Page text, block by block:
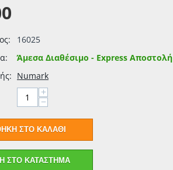
16025
Άμεσα Διαθέσιμο - Express Αποστολή
Numark
+
−
ΣΤΟ ΚΑΛΆΘΙ
ΣΤΟ ΚΑΤΆΣΤΗΜΑ